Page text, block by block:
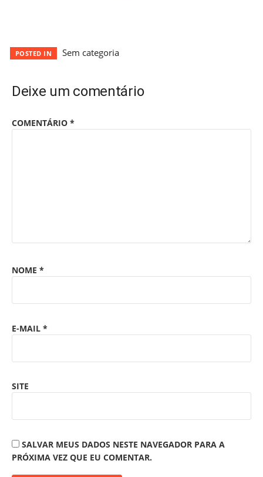
POSTED IN Sem categoria
Deixe um comentário
COMENTÁRIO *
NOME *
E-MAIL *
SITE
SALVAR MEUS DADOS NESTE NAVEGADOR PARA A
PRÓXIMA VEZ QUE EU COMENTAR.